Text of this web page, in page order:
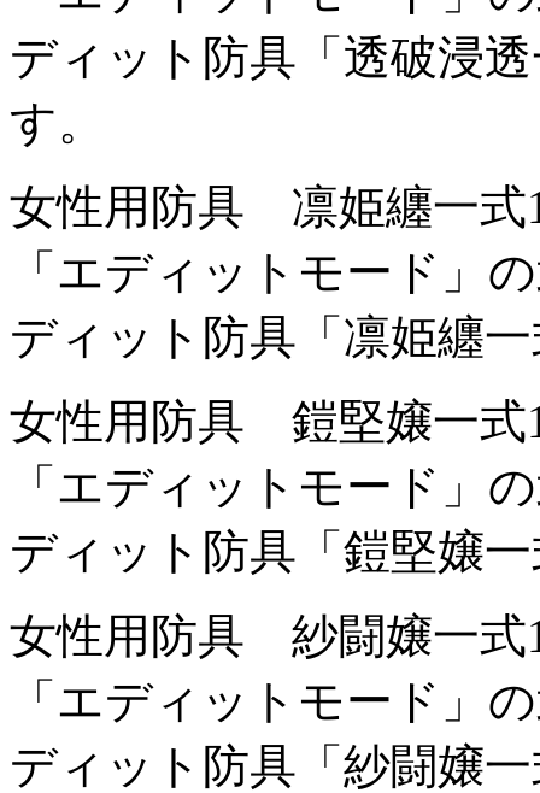
ディット防具「透破浸
す。
女性用防具 凛姫纏一式
「エディットモード」
ディット防具「凛姫纏
女性用防具 鎧堅嬢一式
「エディットモード」
ディット防具「鎧堅嬢
女性用防具 紗闘嬢一式
「エディットモード」
ディット防具「紗闘嬢